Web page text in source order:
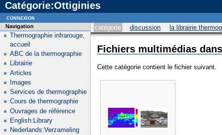
Catégorie:Ottiginies
catégorie discussion la librairie
Fichiers multimédias
Cette catégorie contient le fichier suivant.
Navigation
Thermographie infrarouge,
accueil
ABC de la thermographie
Librairie
Articles
Images
Services de thermographie
Cours de thermographie
Ouvrages de référence
English:Library
Nederlands:Verzameling
connexion